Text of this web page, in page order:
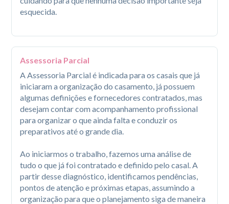
esquecida.
Assessoria Parcial
A Assessoria Parcial é indicada para os casais que já
iniciaram a organização do casamento, já possuem
algumas definições e fornecedores contratados, mas
desejam contar com acompanhamento profissional
para organizar o que ainda falta e conduzir os
preparativos até o grande dia.
Ao iniciarmos o trabalho, fazemos uma análise de
tudo o que já foi contratado e definido pelo casal. A
partir desse diagnóstico, identificamos pendências,
pontos de atenção e próximas etapas, assumindo a
organização para que o planejamento siga de maneira